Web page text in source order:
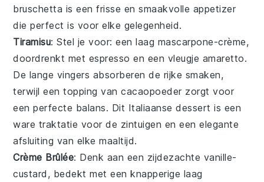
bruschetta is een frisse en smaakvolle appetizer
die perfect is voor elke gelegenheid.
Tiramisu: Stel je voor: een laag mascarpone-crème,
doordrenkt met espresso en een vleugje amaretto.
De lange vingers absorberen de rijke smaken,
terwijl een topping vancacaopoeder zorgt voor
een perfecte balans. Dit Italiaanse dessert is een
ware traktatie voor de zintuigen en een elegante
afsluiting van elke maaltijd.
Crème Brûlée: Denk aan een zijdezachte vanille-
custard, bedekt met een knapperige laag